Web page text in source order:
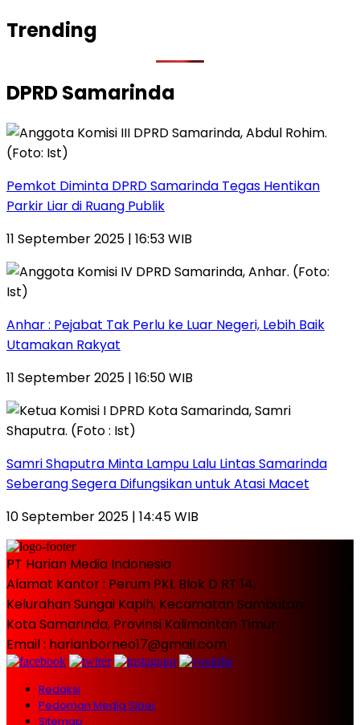
Trending
DPRD Samarinda
Pemkot Diminta DPRD Samarinda Tegas Hentikan
Parkir Liar di Ruang Publik
11 September 2025 | 16:53 WIB
Anhar : Pejabat Tak Perlu ke Luar Negeri, Lebih Baik
Utamakan Rakyat
11 September 2025 | 16:50 WIB
Samri Shaputra Minta Lampu Lalu Lintas Samarinda
Seberang Segera Difungsikan untuk Atasi Macet
10 September 2025 | 14:45 WIB
PT Harian Media Indonesia
Alamat Kantor : Perum PKL Blok D RT 14,
Kelurahan Sungai Kapih, Kecamatan Sambutan,
Kota Samarinda, Provinsi Kalimantan Timur
Email : harianborneo17@gmail.com
Redaksi
Pedoman Media Siber
Sitemap